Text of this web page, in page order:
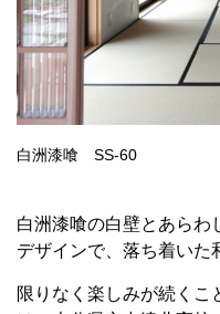
白洲漆喰 SS-60
白洲漆喰の白壁とあらわ
デザインで、落ち着いた
限りなく楽しみが続くこ